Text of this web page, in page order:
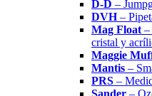
D-D –
DVH–
Mag Float –
cristal y
Maggie
Mantis –
PRS –
Sander –